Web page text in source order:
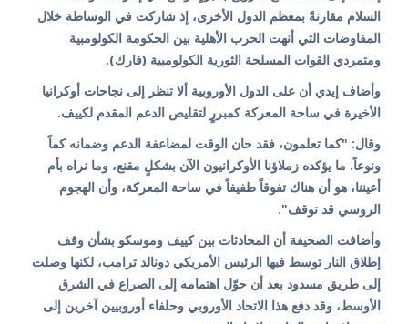
السلام مقارنةً بمعظم الدول الأخرى، إذ شاركت في الوساطة خلال
المفاوضات التي أنهت الحرب الأهلية بين الحكومة الكولومبية
ومتمردي القوات المسلحة الثورية الكولومبية (فارك).
وأضاف إيدي أن على الدول الأوروبية ألا تنظر إلى نجاحات أوكرانيا
الأخيرة في ساحة المعركة كمبررٍ لتقليص الدعم المقدم لكييف.
وقال: "كما تعلمون، فقد حان الوقت لمضاعفة الدعم وضمانه كماً
ونوعاً. ما يؤكده زملاؤنا الأوكرانيون الآن بشكلٍ مقنع، وما نراه بأم
أعيننا، هو أن هناك تفوقاً طفيفاً في ساحة المعركة، وأن الهجوم
الروسي قد توقف".
وأضافت الصحيفة أن المحادثات بين كييف وموسكو بشأن وقف
إطلاق النار توسط فيها الرئيس الأمريكي دونالد ترامب، لكنها وصلت
إلى طريق مسدود بعد أن حوّل اهتمامه إلى الصراع في الشرق
الأوسط، وقد دفع هذا الاتحاد الأوروبي وحلفاء أوروبيين آخرين إلى